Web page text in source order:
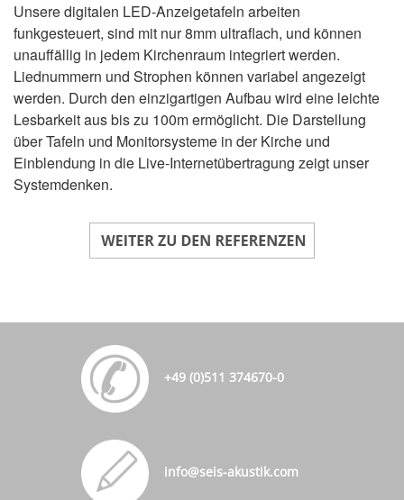
Unsere digitalen LED-Anzeigetafeln arbeiten
funkgesteuert, sind mit nur 8mm ultraflach, und können
unauffällig in jedem Kirchenraum integriert werden.
Liednummern und Strophen können variabel angezeigt
werden. Durch den einzigartigen Aufbau wird eine leichte
Lesbarkeit aus bis zu 100m ermöglicht. Die Darstellung
über Tafeln und Monitorsysteme in der Kirche und
Einblendung in die Live-Internetübertragung zeigt unser
Systemdenken.
+49 (0)511 374670-0
info@seis-akustik.com